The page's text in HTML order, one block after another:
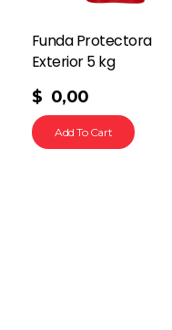
Funda Protectora
Exterior 5 kg
$ 0,00
Add To Cart